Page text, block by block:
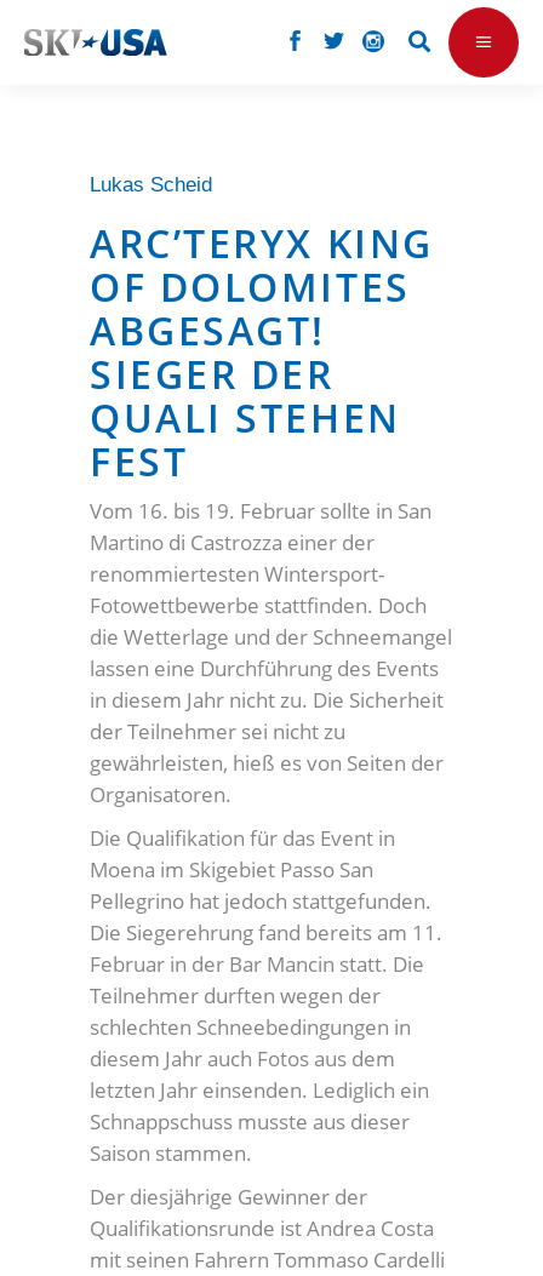
Lukas Scheid
ARC’TERYX KING
OF DOLOMITES
ABGESAGT!
SIEGER DER
QUALI STEHEN
FEST
Vom 16. bis 19. Februar sollte in San
Martino di Castrozza einer der
renommiertesten Wintersport-
Fotowettbewerbe stattfinden. Doch
die Wetterlage und der Schneemangel
lassen eine Durchführung des Events
in diesem Jahr nicht zu. Die Sicherheit
der Teilnehmer sei nicht zu
gewährleisten, hieß es von Seiten der
Organisatoren.
Die Qualifikation für das Event in
Moena im Skigebiet Passo San
Pellegrino hat jedoch stattgefunden.
Die Siegerehrung fand bereits am 11.
Februar in der Bar Mancin statt. Die
Teilnehmer durften wegen der
schlechten Schneebedingungen in
diesem Jahr auch Fotos aus dem
letzten Jahr einsenden. Lediglich ein
Schnappschuss musste aus dieser
Saison stammen.
Der diesjährige Gewinner der
Qualifikationsrunde ist Andrea Costa
mit seinen Fahrern Tommaso Cardelli